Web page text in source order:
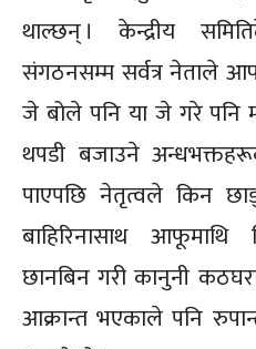
थाल्छन् । केन्द्रीय
संगठनसम्म सर्वत्र नेताले
जे बोले पनि या जे गरे पनि
थपडी बजाउने
पाएपछि नेतृत्वले किन
बाहिरिनासाथ
छानबिन गरी कानुनी
आक्रान्त भएकाले पनि